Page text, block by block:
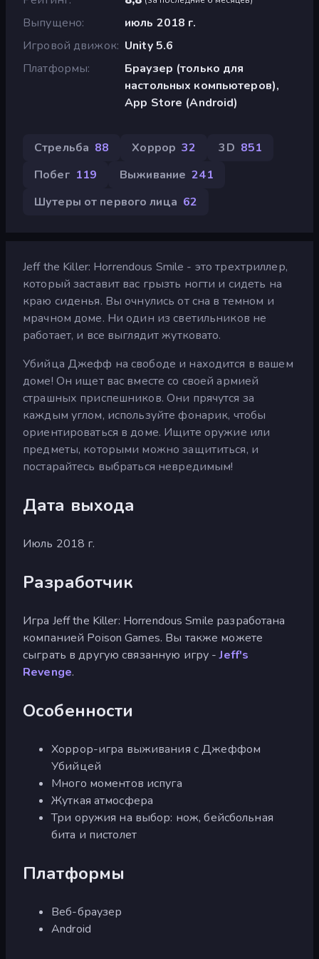
Выпущено
июль 2018 г.
Игровой движок Unity 5.6
Платформы
Браузер (только для
настольных компьютеров),
App Store (Android)
Стрельба 88 Хоррор 32 3D 851
Побег 119 Выживание 241
Шутеры от первого лица 62
Jeff the Killer: Horrendous Smile - это трехтриллер,
который заставит вас грызть ногти и сидеть на
краю сиденья. Вы очнулись от сна в темном и
мрачном доме. Ни один из светильников не
работает, и все выглядит жутковато.
Убийца Джефф на свободе и находится в вашем
доме! Он ищет вас вместе со своей армией
страшных приспешников. Они прячутся за
каждым углом, используйте фонарик, чтобы
ориентироваться в доме. Ищите оружие или
предметы, которыми можно защититься, и
постарайтесь выбраться невредимым!
Дата выхода
Июль 2018 г.
Разработчик
Игра Jeff the Killer: Horrendous Smile разработана
компанией Poison Games. Вы также можете
сыграть в другую связанную игру -Jeff's
Revenge.
Особенности
Хоррор-игра выживания с Джеффом
Убийцей
Много моментов испуга
Жуткая атмосфера
Три оружия на выбор: нож, бейсбольная
бита и пистолет
Платформы
Веб-браузер
Android